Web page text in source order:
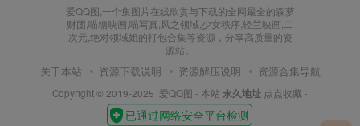
爱QQ图,一个集图片在线欣赏与下载的全网最全的森萝
财团,喵糖映画,喵写真,风之领域,少女秩序,轻兰映画,二
次元,绝对领域姐的打包合集等资源，分享高质量的资
源站。
关于本站 资源下载说明 资源解压说明 资源合集导航
Copyright © 2019-2025 爱QQ图 - 本站 永久地址 点点收藏 -